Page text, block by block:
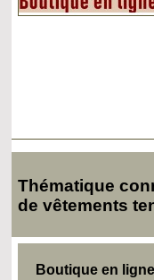
Thématique
de vêtements
Boutique en